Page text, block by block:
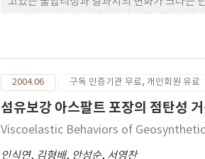
으며 이로부터 공내재하시험 재재하 탄성
2004.06 구독 인증기관 무료, 개인회원 유료
섬유보강 아스팔트 포장의 점탄성
Viscoelastic Behaviors of
인식연, 김형배, 안성순, 서영찬